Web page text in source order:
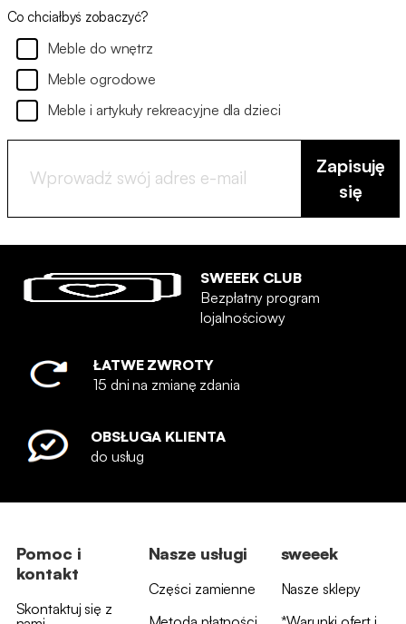
Co chciałbyś zobaczyć?
Meble do wnętrz
Meble ogrodowe
Meble i artykuły rekreacyjne dla dzieci
Zapisuję
się
SWEEEK CLUB
Bezpłatny program
lojalnościowy
ŁATWE ZWROTY
15 dni na zmianę zdania
OBSŁUGA KLIENTA
do usług
Pomoc i
kontakt
Skontaktuj się z
Nasze usługi
Części zamienne
sweeek
Nasze sklepy